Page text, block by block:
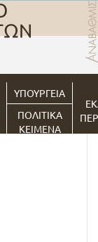
ΥΠΟΥΡΓΕΙΑ
ΠΟΛΙΤΙΚΑ
ΚΕΙΜΕΝΑ